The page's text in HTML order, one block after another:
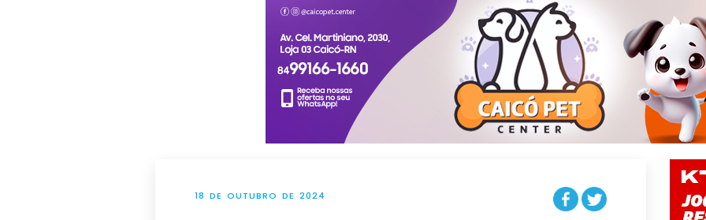
18 DE OUTUBRO DE 2024